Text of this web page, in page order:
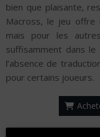
bien que plaisante,
Macross, le jeu offre
mais pour les
suffisamment dans
l’absence de
pour certains joueurs.